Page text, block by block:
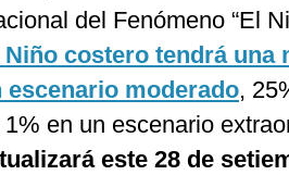
del Fenómeno “El
Niño costero tendrá una
escenario moderado,
en un escenario
este 28 de